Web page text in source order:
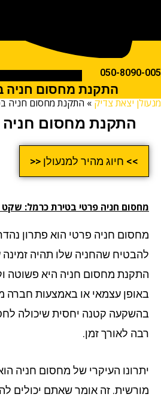
050-
התקנת מחסום חניה
יצאת צדיק»התקנת מחסום חניה בטירת
התקנת מחסום חניה
>> חיוג מהיר למנעולן <<
חניה פרטי בטירת כרמל: שקט נפשי
חניה פרטי הוא פתרון נהדר
שהחניה שלו תהיה זמינה
מחסום חניה היא פשוטה וקלה,
עצמאי או באמצעות חברה
קטנה יחסית שיכולה לחסוך
לאורך זמן.
העיקרי של מחסום חניה הוא
זה אומר שאתם יכולים להיות